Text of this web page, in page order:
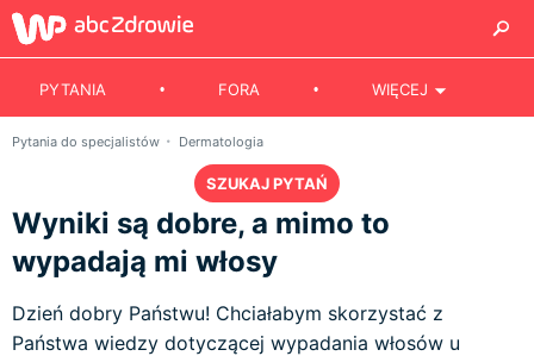
PYTANIA FORA WIĘCEJ
Pytania do specjalistów Dermatologia
SZUKAJ PYTAŃ
Wyniki są dobre, a mimo to
wypadają mi włosy
Dzień dobry Państwu! Chciałabym skorzystać z
Państwa wiedzy dotyczącej wypadania włosów u